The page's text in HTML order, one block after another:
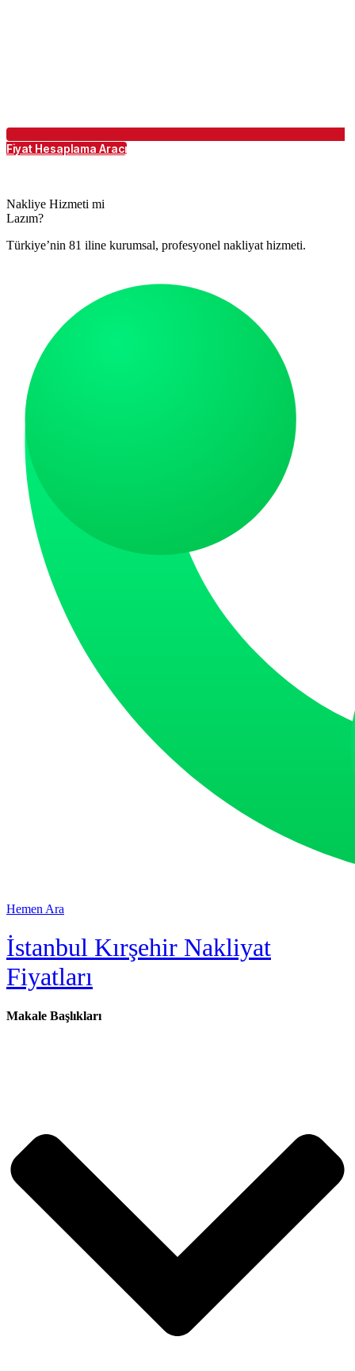
Fiyat Hesaplama Aracı
Nakliye Hizmeti mi
Lazım?
Türkiye’nin 81 iline kurumsal, profesyonel nakliyat hizmeti.
Hemen Ara
İstanbul Kırşehir Nakliyat
Fiyatları
Makale Başlıkları